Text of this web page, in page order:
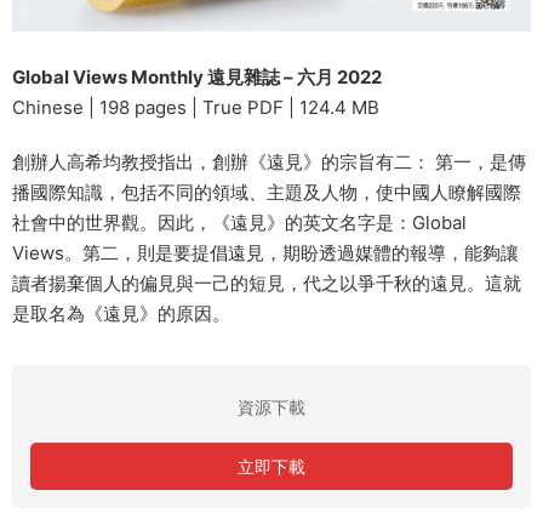
Global Views Monthly 遠見雜誌 – 六月 2022
Chinese | 198 pages | True PDF | 124.4 MB
創辦人高希均教授指出，創辦《遠見》的宗旨有二： 第一，是傳
播國際知識，包括不同的領域、主題及人物，使中國人瞭解國際
社會中的世界觀。因此，《遠見》的英文名字是：Global
Views。第二，則是要提倡遠見，期盼透過媒體的報導，能夠讓
讀者揚棄個人的偏見與一己的短見，代之以爭千秋的遠見。這就
是取名為《遠見》的原因。
資源下載
立即下載